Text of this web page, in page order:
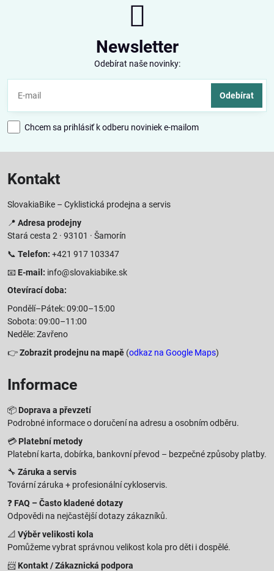
Newsletter
Odebírat naše novinky:
Odebírat
Chcem sa prihlásiť k odberu noviniek e-mailom
Kontakt
SlovakiaBike – Cyklistická prodejna a servis
📍 Adresa prodejny
Stará cesta 2 · 93101 · Šamorín
📞 Telefon: +421 917 103347
📧 E-mail: info@slovakiabike.sk
Otevírací doba:
Pondělí–Pátek: 09:00–15:00
Sobota: 09:00–11:00
Neděle: Zavřeno
👉Zobrazit prodejnu na mapě (odkaz na Google Maps)
Informace
📦 Doprava a převzetí
Podrobné informace o doručení na adresu a osobním odběru.
💳 Platební metody
Platební karta, dobírka, bankovní převod – bezpečné způsoby platby.
🔧 Záruka a servis
Tovární záruka + profesionální cykloservis.
❓ FAQ – Často kladené dotazy
Odpovědi na nejčastější dotazy zákazníků.
📐 Výběr velikosti kola
Pomůžeme vybrat správnou velikost kola pro děti i dospělé.
📨 Kontakt / Zákaznická podpora